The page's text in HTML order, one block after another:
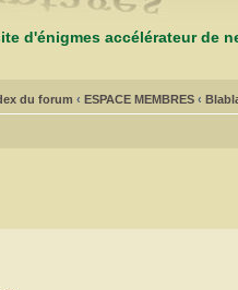
d'énigmes accélérateur de
du forum ‹ ESPACE MEMBRES ‹